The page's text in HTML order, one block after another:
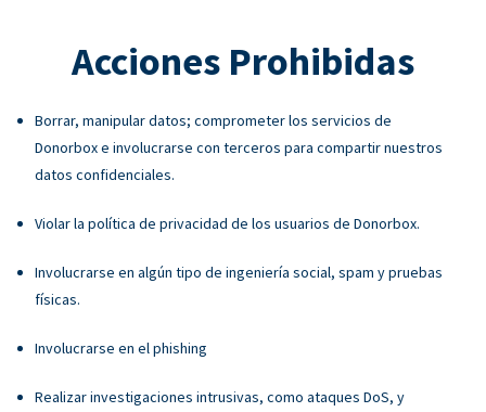
Acciones Prohibidas
Borrar, manipular datos; comprometer los servicios de
Donorbox e involucrarse con terceros para compartir nuestros
datos confidenciales.
Violar la política de privacidad de los usuarios de Donorbox.
Involucrarse en algún tipo de ingeniería social, spam y pruebas
físicas.
Involucrarse en el phishing
Realizar investigaciones intrusivas, como ataques DoS, y